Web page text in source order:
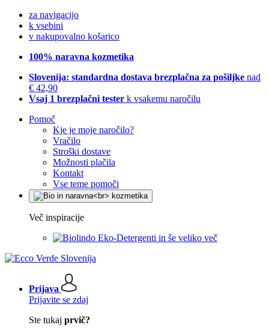
za navigacijo
k vsebini
v nakupovalno košarico
100% naravna kozmetika
Slovenija: standardna dostava brezplačna za pošiljke nad
€ 42,90
Vsaj 1 brezplačni tester k vsakemu naročilu
Pomoč
Kje je moje naročilo?
Vračilo
Stroški dostave
Možnosti plačila
Kontakt
Vse teme pomoči
Več inspiracije
Eko-Detergenti in še veliko več
Prijava
Prijavite se zdaj
Ste tukaj prvič?